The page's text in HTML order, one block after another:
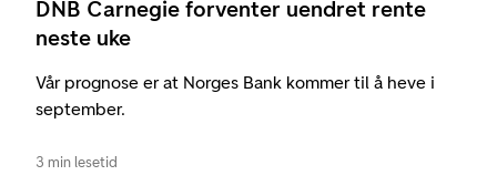
DNB Carnegie forventer uendret rente
neste uke
Vår prognose er at Norges Bank kommer til å heve i
september.
3 min lesetid